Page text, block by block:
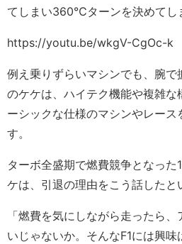
てしまい360℃ターンを決めてし
https://youtu.be/wkgV-CgOc-k
例え乗りずらいマシンでも、腕
のケケは、ハイテク機能や複雑な
ーシックな仕様のマシンやレース
す。
ターボ全盛期で燃費競争となっ
ケは、引退の理由をこう話したと
「燃費を気にしながら走ったら
いじゃないか。そんなF1には興味